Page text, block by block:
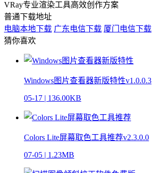
VRay专业渲染工具高效创作方案
普通下载地址
电脑本地下载 广东电信下载 厦门电信下载
猜你喜欢
Windows图片查看器新版特性v1.0.0.3
05-17 | 136.00KB
Colors Lite屏幕取色工具推荐v2.3.0.0
07-05 | 1.23MB